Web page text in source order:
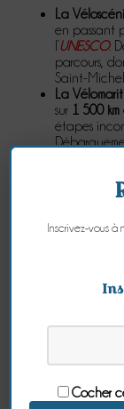
La
en passant
l’UNESCO.
parcours,
Saint-Michel.
La
sur 1 500
étapes
km) : pour
Pour plus
Les activités
Selon vos envies,
sur la
Lekayak de
Le Canoë-Club
Inscrivez-vous à
Cocher